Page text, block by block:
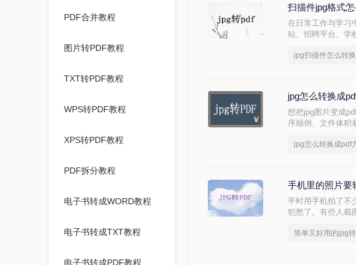
PDF合并教程
图片转PDF教程
TXT转PDF教程
WPS转PDF教程
XPS转PDF教程
PDF拆分教程
电子书转成WORD教程
电子书转成TXT教程
电子书转成PDF教程
扫描件jpg格式
在日常工作与学习
站、招聘平台、学
了！
jpg扫描件怎么转
jpg怎么转换成
想把jpg图片变成
序颠倒、文件体积
张照片？是对画
jpg怎么转换成pdf
手机里的照片要
平时用手机拍了不
犯愁了。有些人截
按照在线转换、